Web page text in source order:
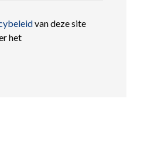
van deze site
het